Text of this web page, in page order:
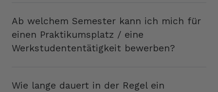
Ab welchem Semester kann ich mich für
einen Praktikumsplatz / eine
Werkstudententätigkeit bewerben?
Wie lange dauert in der Regel ein